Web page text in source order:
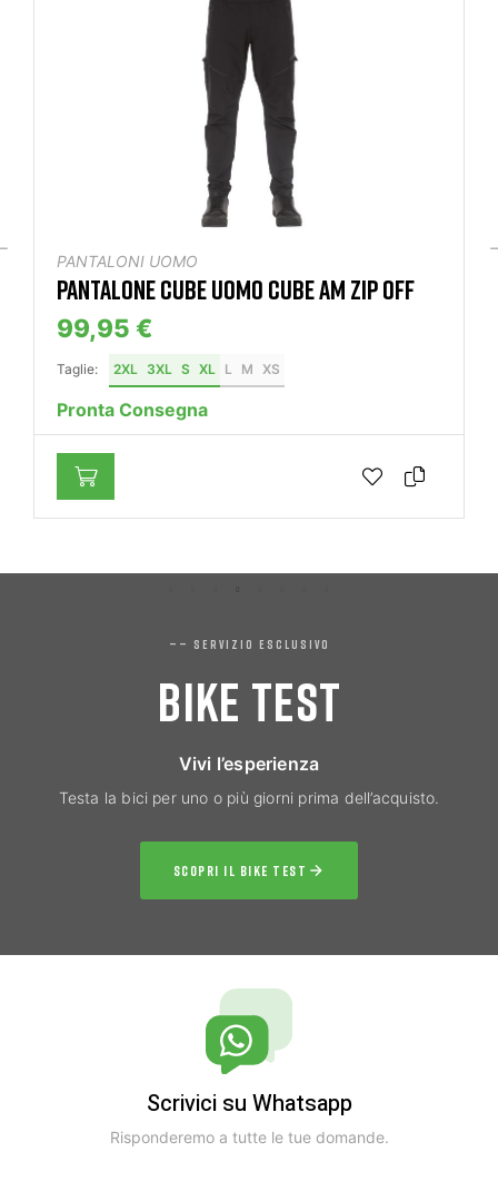
PANTALONI UOMO
PANTALONE CUBE UOMO CUBE AM ZIP OFF
99,95 €
Taglie: 2XL 3XL S XL L M XS
Pronta Consegna
—— SERVIZIO ESCLUSIVO
BIKE TEST
Vivi l’esperienza
Testa la bici per uno o più giorni prima dell’acquisto.
SCOPRI IL BIKE TEST
Scrivici su Whatsapp
Risponderemo a tutte le tue domande.